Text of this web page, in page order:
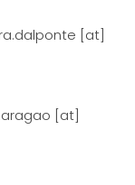
[at]
[at]